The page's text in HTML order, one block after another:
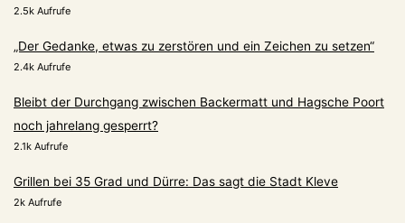
2.5k Aufrufe
„Der Gedanke, etwas zu zerstören und ein Zeichen zu setzen“
2.4k Aufrufe
Bleibt der Durchgang zwischen Backermatt und Hagsche Poort
noch jahrelang gesperrt?
2.1k Aufrufe
Grillen bei 35 Grad und Dürre: Das sagt die Stadt Kleve
2k Aufrufe